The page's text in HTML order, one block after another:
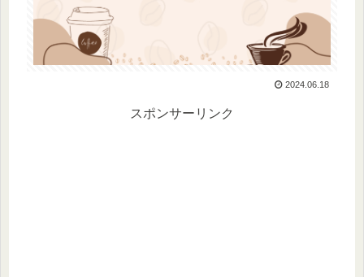
2024.06.18
スポンサーリンク